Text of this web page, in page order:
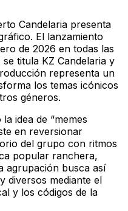
Candelaria presenta
El lanzamiento
de 2026 en todas las
se titula KZ Candelaria y
representa un
los temas icónicos
géneros.
idea de “memes
en reversionar
del grupo con ritmos
popular ranchera,
agrupación busca así
diversos mediante el
y los códigos de la